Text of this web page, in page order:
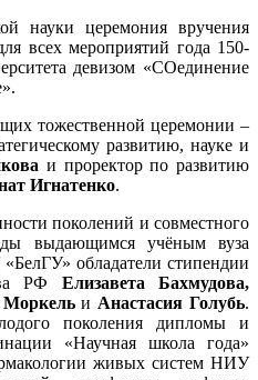
науки церемония вручения
всех мероприятий года 150-
девизом «СОединение
тожественной церемонии –
развитию, науке и
и проректор по развитию
Игнатенко.
поколений и совместного
выдающимся учёным вуза
обладатели стипендии
РФ Елизавета Бахмудова,
и Анастасия Голубь.
поколения дипломы и
«Научная школа года»
живых систем НИУ